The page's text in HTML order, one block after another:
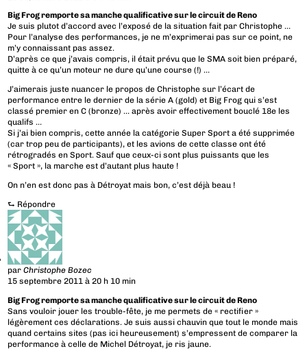
Big Frog remporte sa manche qualificative sur le circuit de Reno
Je suis plutot d’accord avec l’exposé de la situation fait par Christophe …
Pour l’analyse des performances, je ne m’exprimerai pas sur ce point, ne
m’y connaissant pas assez.
D’après ce que j’avais compris, il était prévu que le SMA soit bien préparé,
quitte à ce qu’un moteur ne dure qu’une course (!) …
J’aimerais juste nuancer le propos de Christophe sur l’écart de
performance entre le dernier de la série A (gold) et Big Frog qui s’est
classé premier en C (bronze) … après avoir effectivement bouclé 18e les
qualifs …
Si j’ai bien compris, cette année la catégorie Super Sport a été supprimée
(car trop peu de participants), et les avions de cette classe ont été
rétrogradés en Sport. Sauf que ceux-ci sont plus puissants que les
« Sport », la marche est d’autant plus haute !
On n’en est donc pas à Détroyat mais bon, c’est déjà beau !
⮑ Répondre
parChristophe Bozec
15 septembre 2011 à 20 h 10 min
Big Frog remporte sa manche qualificative sur le circuit de Reno
Sans vouloir jouer les trouble-fête, je me permets de « rectifier »
légèrement ces déclarations. Je suis aussi chauvin que tout le monde mais
quand certains sites (pas ici heureusement) s’empressent de comparer la
performance à celle de Michel Détroyat, je ris jaune.